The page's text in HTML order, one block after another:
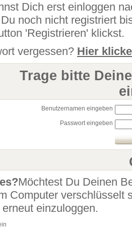
Dich erst einloggen
noch nicht registriert
'Registrieren' klickst.
vergessen? Hier
Trage bitte
Benutzernamen eingeben
Passwort eingeben
Möchtest Du Deinen
Computer verschlüsselt
einzuloggen.